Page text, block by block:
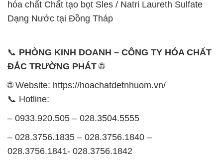
hóa chất Chất tạo bọt Sles / Natri Laureth Sulfate
Dạng Nước tại Đồng Tháp
📞 PHÒNG KINH DOANH – CÔNG TY HÓA CHẤT
ĐẮC TRƯỜNG PHÁT🌐
🌐 Website: https://hoachatdetnhuom.vn/
📞 Hotline:
– 0933.920.505 – 028.3504.5555
– 028.3756.1835 – 028.3756.1840 –
028.3756.1841- 028.3756.1842